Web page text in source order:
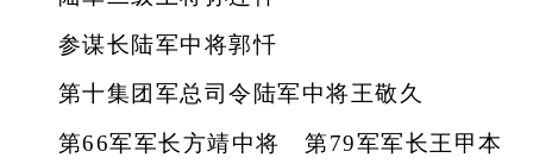
参谋长陆军中将郭忏
第十集团军总司令陆军中将王敬久
第66军军长方靖中将 第79军军长王甲本